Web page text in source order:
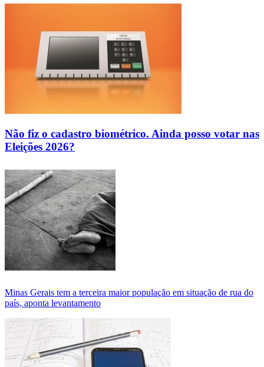
Não fiz o cadastro biométrico. Ainda posso votar nas
Eleições 2026?
Minas Gerais tem a terceira maior população em situação de rua do
país, aponta levantamento